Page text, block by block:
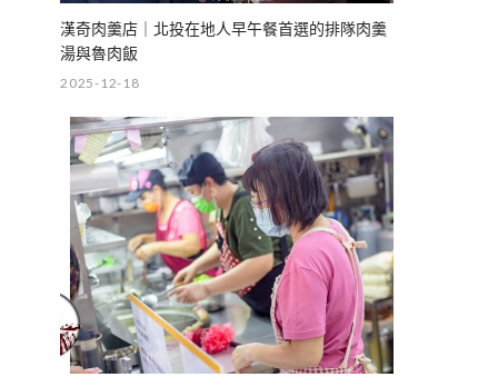
漢奇肉羹店｜北投在地人早午餐首選的排隊肉羹
湯與魯肉飯
2025-12-18